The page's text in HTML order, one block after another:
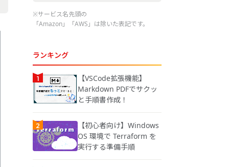
※サービス名先頭の
「Amazon」「AWS」は除いた表記です。
ランキング
【VSCode拡張機能】
Markdown PDFでサクッ
と手順書作成！
【初心者向け】Windows
OS 環境で Terraform を
実行する準備手順